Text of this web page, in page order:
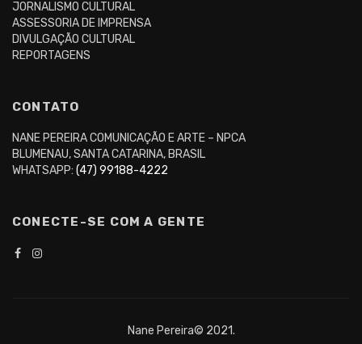
JORNALISMO CULTURAL
ASSESSORIA DE IMPRENSA
DIVULGAÇÃO CULTURAL
REPORTAGENS
CONTATO
NANE PEREIRA COMUNICAÇÃO E ARTE – NPCA
BLUMENAU, SANTA CATARINA, BRASIL
WHATSAPP: (47) 99188-4222
CONECTE-SE COM A GENTE
Nane Pereira© 2021.